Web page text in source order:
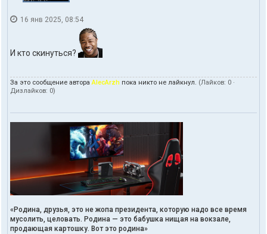
16 янв 2025, 08:54
И кто скинуться?
За это сообщение автораAlecArzh пока никто не лайкнул. (Лайков: 0 ·
Дизлайков: 0)
«Родина, друзья, это не жопа президента, которую надо все время
мусолить, целовать. Родина — это бабушка нищая на вокзале,
продающая картошку. Вот это родина»